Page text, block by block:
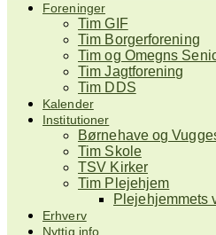
Foreninger
Tim GIF
Tim Borgerforening
Tim og Omegns
Tim Jagtforening
Tim DDS
Kalender
Institutioner
Børnehave og
Tim Skole
TSV Kirker
Tim Plejehjem
Plejehjemmets
Erhverv
Nyttig info